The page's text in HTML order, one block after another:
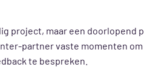
project, maar een doorlopend
partner vaste momenten
te bespreken.